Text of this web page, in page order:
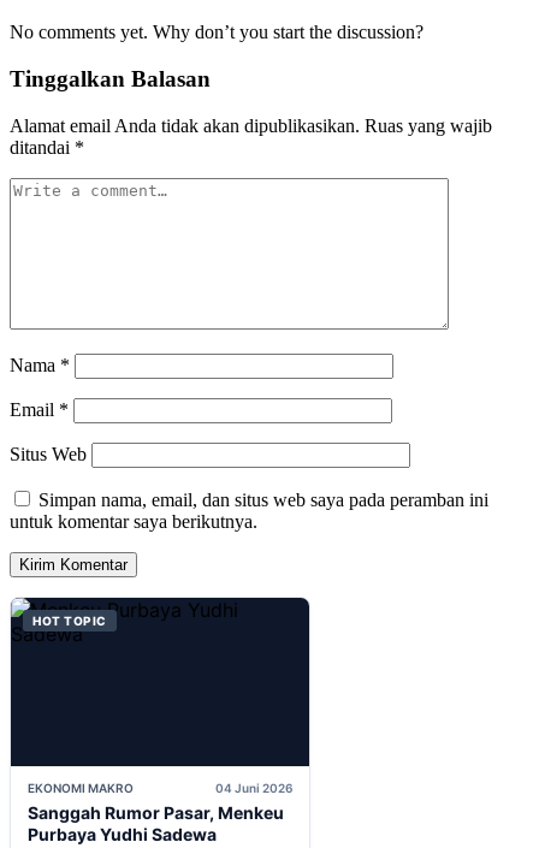
No comments yet. Why don’t you start the discussion?
Tinggalkan Balasan
Alamat email Anda tidak akan dipublikasikan. Ruas yang wajib
ditandai *
Nama *
Email *
Situs Web
Simpan nama, email, dan situs web saya pada peramban ini
untuk komentar saya berikutnya.
HOT TOPIC
EKONOMI MAKRO 04 Juni 2026
Sanggah Rumor Pasar, Menkeu
Purbaya Yudhi Sadewa